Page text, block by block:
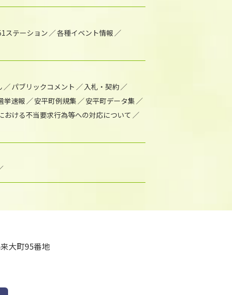
ステーション
各種イベント情報
パブリックコメント
入札・契約
挙速報 安平町例規集
安平町データ集
おける不当要求行為等への対応について
大町95番地